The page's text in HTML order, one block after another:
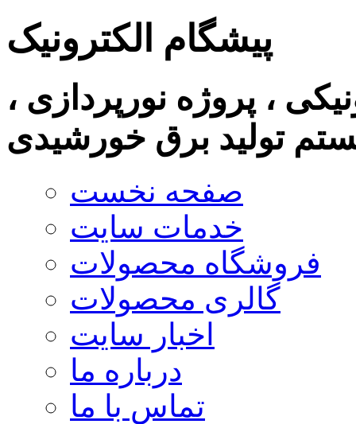
پیشگام الکترونیک
، پروژه نورپردازی ،
تولید برق خورشیدی
صفحه نخست
خدمات سایت
فروشگاه محصولات
گالری محصولات
اخبار سایت
درباره ما
تماس با ما